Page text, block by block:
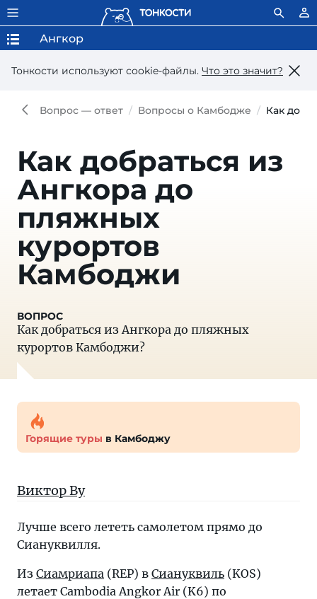
Тонкости используют сookie-файлы. Что это значит?
Ангкор
Вопрос — ответ Вопросы о Камбодже Как
Как добраться из
Ангкора до
пляжных
курортов
Камбоджи
Как добраться из Ангкора до пляжных
курортов Камбоджи?
Горящие туры в Камбоджу
Виктор Ву
Лучше всего лететь самолетом прямо до
Сиануквилля.
Из Сиамриапа (REP) в Сиануквиль (KOS)
летает Cambodia Angkor Air (K6) по